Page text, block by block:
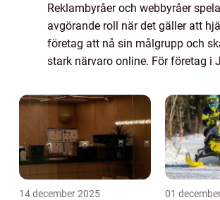
Reklambyråer och webbyråer
avgörande roll när det gäller att
företag att nå sin målgrupp och
stark närvaro online. För företag i
14 december 2025 01